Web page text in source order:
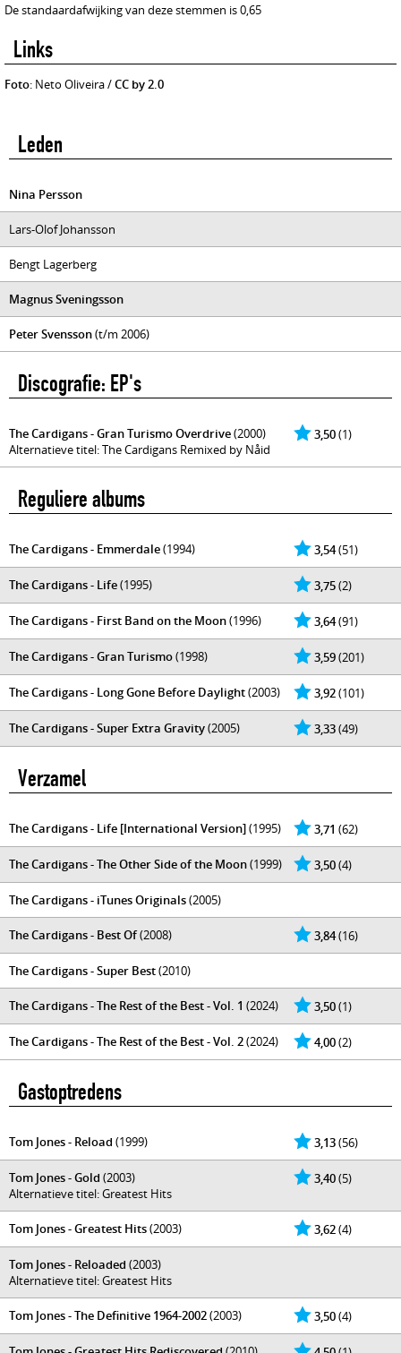
De standaardafwijking van deze stemmen is 0,65
Links
Foto: Neto Oliveira /CC by 2.0
Leden
Nina Persson
Lars-Olof Johansson
Bengt Lagerberg
Magnus Sveningsson
Peter Svensson(t/m 2006)
Discografie: EP's
3,50(1)
The Cardigans - Gran Turismo Overdrive(2000)
Alternatieve titel: The Cardigans Remixed by Nåid
Reguliere albums
3,54(51)
The Cardigans - Emmerdale(1994)
3,75(2)
The Cardigans - Life(1995)
3,64(91)
The Cardigans - First Band on the Moon(1996)
3,59(201)
The Cardigans - Gran Turismo(1998)
3,92(101)
The Cardigans - Long Gone Before Daylight(2003)
3,33(49)
The Cardigans - Super Extra Gravity(2005)
Verzamel
3,71 (62)
The Cardigans - Life [International Version](1995)
3,50(4)
The Cardigans - The Other Side of the Moon(1999)
The Cardigans - iTunes Originals(2005)
3,84(16)
The Cardigans - Best Of(2008)
The Cardigans - Super Best(2010)
3,50(1)
The Cardigans - The Rest of the Best - Vol. 1 (2024)
4,00(2)
The Cardigans - The Rest of the Best - Vol. 2(2024)
Gastoptredens
3,13(56)
Tom Jones - Reload (1999)
3,40(5)
Tom Jones - Gold (2003)
Alternatieve titel: Greatest Hits
3,62(4)
Tom Jones - Greatest Hits(2003)
Tom Jones - Reloaded (2003)
Alternatieve titel: Greatest Hits
3,50(4)
Tom Jones - The Definitive 1964-2002(2003)